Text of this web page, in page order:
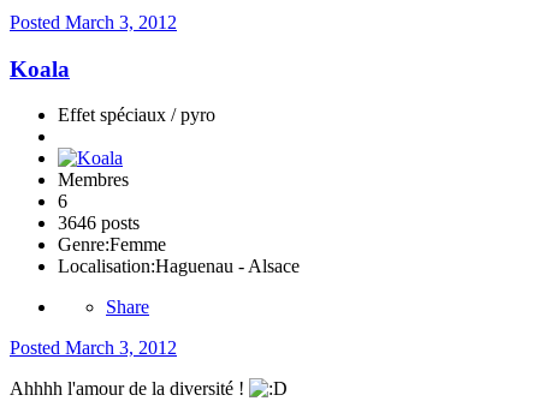
Posted March 3, 2012
Koala
Effet spéciaux / pyro
Membres
6
3646 posts
Genre:Femme
Localisation:Haguenau - Alsace
Share
Posted March 3, 2012
Ahhhh l'amour de la diversité !